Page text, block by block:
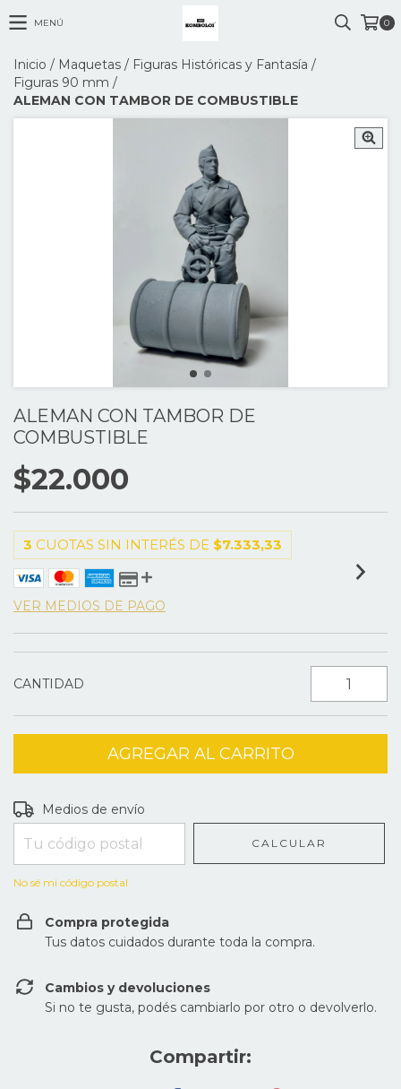
MENÚ 0
Inicio / Maquetas / Figuras Históricas y Fantasía /
Figuras 90 mm /
ALEMAN CON TAMBOR DE COMBUSTIBLE
ALEMAN CON TAMBOR DE
COMBUSTIBLE
$22.000
3 CUOTAS SIN INTERÉS DE $7.333,33
VER MEDIOS DE PAGO
CANTIDAD
Entregas para el CP:
Medios de envío
CALCULAR
No sé mi código postal
Compra protegida
Tus datos cuidados durante toda la compra.
Cambios y devoluciones
Si no te gusta, podés cambiarlo por otro o devolverlo.
Compartir: